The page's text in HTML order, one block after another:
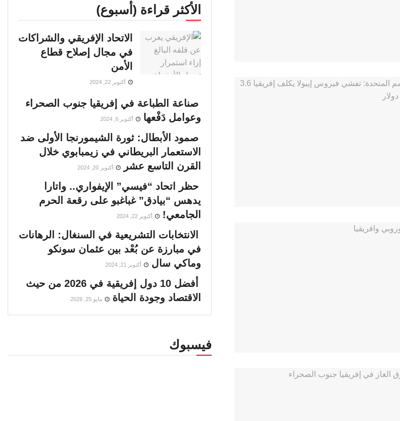
الأكثر قراءة (أسبوع)
الاتحاد الإفريقي والشراكات
في مجال إصلاح قطاع
الأمن
أكتوبر 22, 2024
صناعة الطباعة في إفريقيا جنوب الصحراء
وعوامل دَفْعها
أكتوبر 6, 2024
صمود الأبطال: ثورة الشيمورنجا الأولى ضد
الاستعمار البريطاني في زيمبابوي خلال
القرن التاسع عشر
أكتوبر 20, 2024
حظر اتحاد “فيسي” الإيفواري.. واتارا
يدهس “بيادق” غباغبو على رقعة الحرم
الجامعي!
أكتوبر 22, 2024
الانتخابات التشريعية في السنغال: الرهانات
في مبارزة عن بُعْد بين عثمان سونكو
وماكي سال
أكتوبر 21, 2024
أفضل 10 دول إفريقية في 2026 من حيث
الاقتصاد وجودة الحياة
مايو 25, 2026
فيسبوك